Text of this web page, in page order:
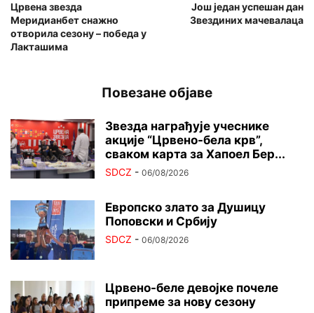
Црвена звезда
Меридианбет снажно
отворила сезону – победа у
Лакташима
Још један успешан дан
Звездиних мачевалаца
Повезане објаве
Звезда награђује учеснике
акције “Црвено-бела крв”,
сваком карта за Хапоел Бер...
SDCZ - 06/08/2026
Европско злато за Душицу
Поповски и Србију
SDCZ - 06/08/2026
Црвено-беле девојке почеле
припреме за нову сезону